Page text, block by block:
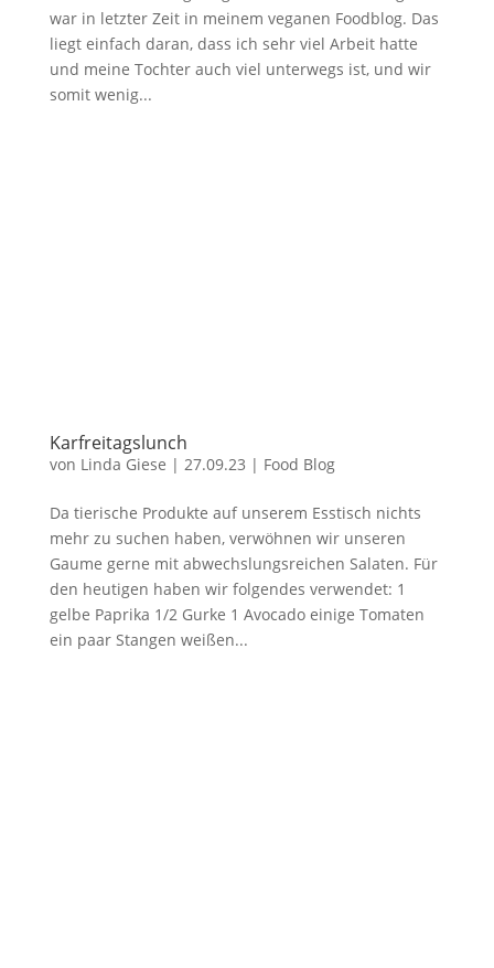
war in letzter Zeit in meinem veganen Foodblog. Das
liegt einfach daran, dass ich sehr viel Arbeit hatte
und meine Tochter auch viel unterwegs ist, und wir
somit wenig...
Karfreitagslunch
von Linda Giese | 27.09.23 | Food Blog
Da tierische Produkte auf unserem Esstisch nichts
mehr zu suchen haben, verwöhnen wir unseren
Gaume gerne mit abwechslungsreichen Salaten. Für
den heutigen haben wir folgendes verwendet: 1
gelbe Paprika 1/2 Gurke 1 Avocado einige Tomaten
ein paar Stangen weißen...